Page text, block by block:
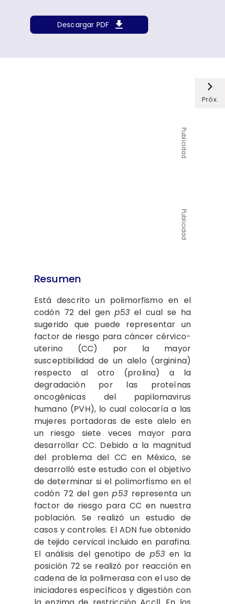
Descargar PDF
Próx.
Publicidad
Publicidad
Resumen
Está descrito un polimorfismo en el
codón 72 del gen p53 el cual se ha
sugerido que puede represen­tar un
factor de riesgo para cán­cer cérvico-
uterino (CC) por la mayor
susceptibilidad de un alelo (arginina)
respecto al otro (prolina) a la
degradación por las proteínas
oncogénicas del papilomavirus
humano (PVH), lo cual colocaría a las
mujeres portadoras de este alelo en
un riesgo siete veces ma­yor para
desarrollar CC. Debido a la magnitud
del problema del CC en México, se
desarrolló este es­tudio con el objetivo
de determi­nar si el polimorfismo en el
codón 72 del genp53representa un
fac­tor de riesgo para CC en nuestra
población. Se realizó un estudio de
casos y controles. El ADN fue obtenido
de tejido cervical inclui­do en parafina.
El análisis del ge­notipo de p53 en la
posición 72 se realizó por reacción en
cadena de la polimerasa con el uso de
inicia­dores específicos y digestión con